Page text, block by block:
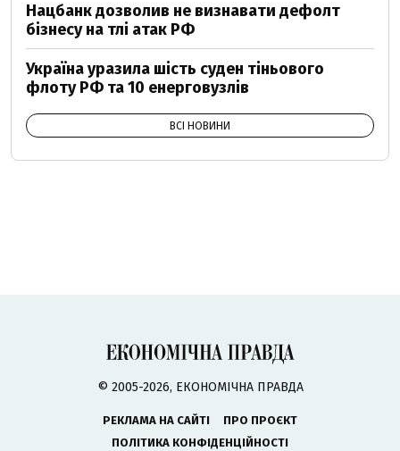
Нацбанк дозволив не визнавати дефолт
бізнесу на тлі атак РФ
Україна уразила шість суден тіньового
флоту РФ та 10 енерговузлів
ВСІ НОВИНИ
© 2005-2026, ЕКОНОМІЧНА ПРАВДА
РЕКЛАМА НА САЙТІ
ПРО ПРОЄКТ
ПОЛІТИКА КОНФІДЕНЦІЙНОСТІ